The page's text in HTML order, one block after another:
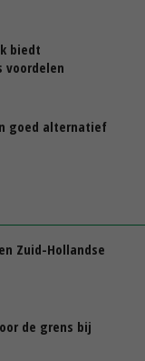
biedt
voordelen
goed alternatief
Zuid-Hollandse
de grens bij